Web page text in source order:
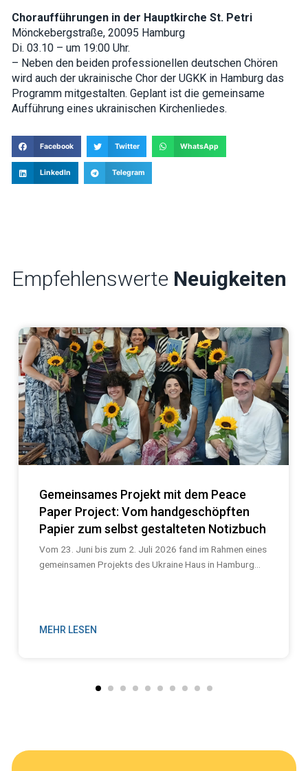
Choraufführungen in der Hauptkirche St. Petri
Mönckebergstraße, 20095 Hamburg
Di. 03.10 – um 19:00 Uhr.
– Neben den beiden professionellen deutschen Chören
wird auch der ukrainische Chor der UGKK in Hamburg das
Programm mitgestalten. Geplant ist die gemeinsame
Aufführung eines ukrainischen Kirchenliedes.
Facebook Twitter WhatsApp
LinkedIn Telegram
Empfehlenswerte Neuigkeiten
Gemeinsames Projekt mit dem Peace
Paper Project: Vom handgeschöpften
Papier zum selbst gestalteten Notizbuch
Vom 23. Juni bis zum 2. Juli 2026 fand im Rahmen eines
gemeinsamen Projekts des Ukraine Haus in Hamburg...
MEHR LESEN